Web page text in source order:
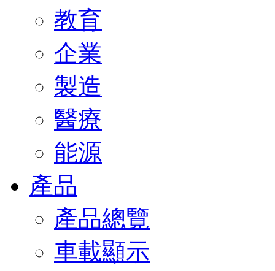
教育
企業
製造
醫療
能源
產品
產品總覽
車載顯示